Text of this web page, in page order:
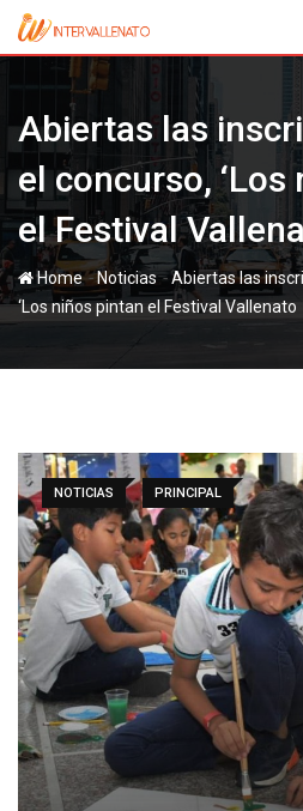
Skip
Abiertas las
el concurso,
el Festival
Home-Noticias-Abiertas las
‘Los niños pintan el Festival Vallenato
NOTICIAS PRINCIPAL